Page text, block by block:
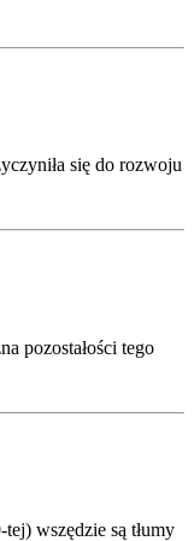
się do rozwoju
pozostałości tego
wszędzie są tłumy